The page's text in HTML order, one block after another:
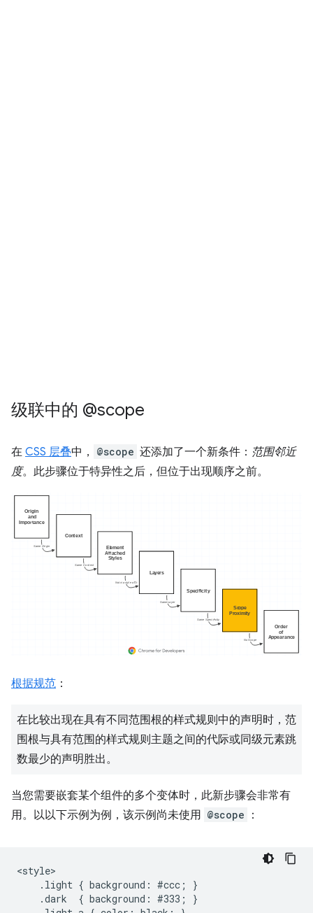
级联中的 @scope
在 CSS 层叠中， @scope 还添加了一个新条件： 范围邻近
度。此步骤位于特异性之后，但位于出现顺序之前。
根据规范 ：
在比较出现在具有不同范围根的样式规则中的声明时，范
围根与具有范围的样式规则主题之间的代际或同级元素跳
数最少的声明胜出。
当您需要嵌套某个组件的多个变体时，此新步骤会非常有
用。以以下示例为例，该示例尚未使用 @scope ：
<style>
    .light { background: #ccc; }
    .dark  { background: #333; }